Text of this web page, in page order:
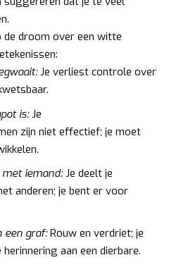
de droom over een witte
Je verliest controle over
is:Je
zijn niet effectief; je moet
iemand:Je deelt je
anderen; je bent er voor
een graf:Rouw en verdriet; je
aan een dierbare.